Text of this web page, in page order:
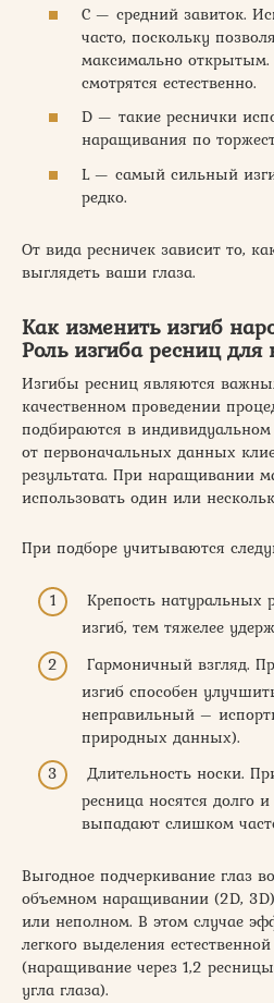
С — средний завиток.
часто, поскольку
максимально
смотрятся естественно.
D — такие реснички
наращивания по
L — самый сильный
редко.
От вида ресничек зависит то,
выглядеть ваши глаза.
Как изменить изгиб
Роль изгиба ресниц
Изгибы ресниц являются
качественном проведении
подбираются в
от первоначальных данных
результата. При наращивании
использовать один или
При подборе учитываются
Крепость натуральных
изгиб, тем тяжелее
Гармоничный взгляд.
изгиб способен
неправильный –
природных данных).
Длительность носки.
ресница носятся долго
выпадают слишком
Выгодное подчеркивание глаз
объемном наращивании (2D,
или неполном. В этом случае
легкого выделения
(наращивание через 1,2
угла глаза).